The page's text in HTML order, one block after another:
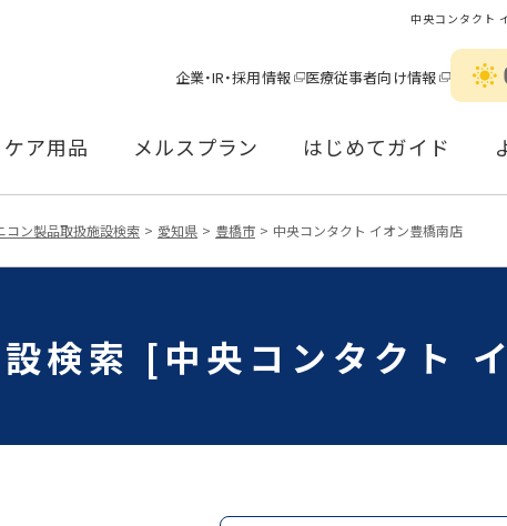
中央コンタクト
企業・IR・採用情報 医療従事者向け情報
ケア用品 メルスプラン はじめてガイド
コン製品取扱施設検索 愛知県 豊橋市 中央コンタクト イオン豊橋南店
検索 [中央コンタクト